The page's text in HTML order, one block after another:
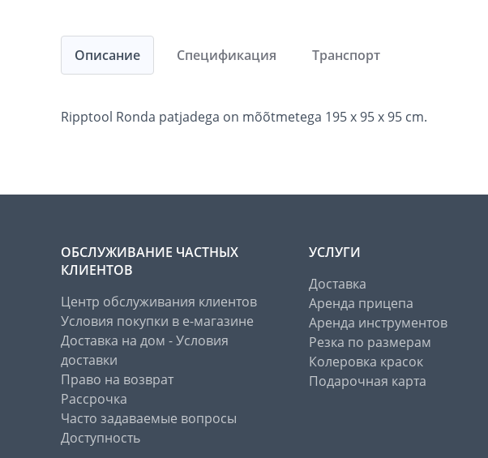
Описание
Ripptool Ronda patjadega on mõõtmetega 195 x 95 x 95 cm.
Спецификация Транспорт
ОБСЛУЖИВАНИЕ ЧАСТНЫХ
КЛИЕНТОВ
Центр обслуживания клиентов
Условия покупки в е-магазине
Доставка на дом - Условия
доставки
Право на возврат
Рассрочка
Часто задаваемые вопросы
Доступность
УСЛУГИ
Доставка
Аренда прицепа
Аренда инструментов
Резка по размерам
Колеровка красок
Подарочная карта